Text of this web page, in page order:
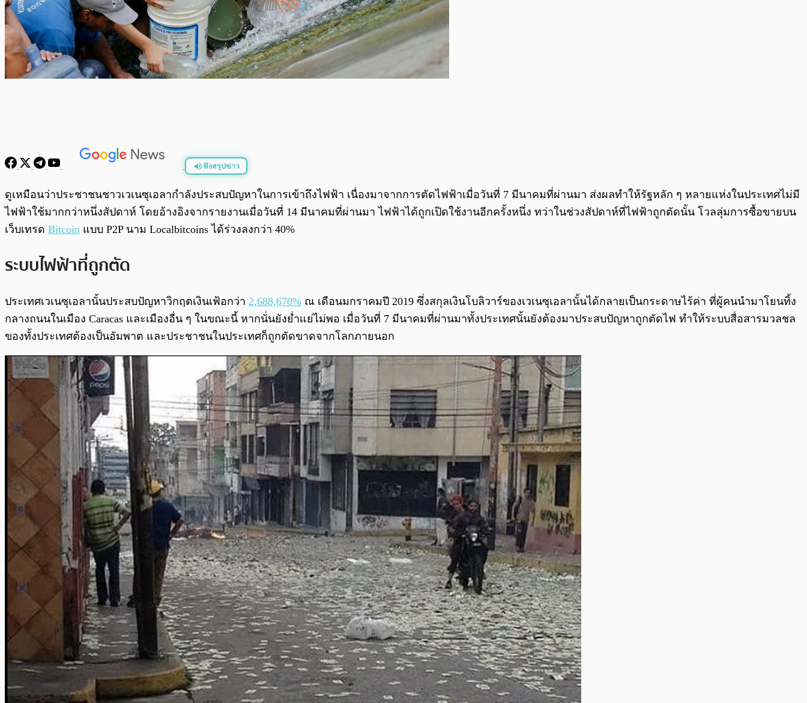
ฟังสรุปข่าว
พร้อมเล่น 0:00/ 0:00
ดูเหมือนว่าประชาชนชาวเวเนซุเอลากำลังประสบปัญหาในการเข้าถึงไฟฟ้า เนื่องมาจากการตัดไฟฟ้าเมื่อวันที่ 7 มีนาคมที่ผ่านมา ส่งผลทำให้รัฐหลัก ๆ หลายแห่งในประเทศไม่มี
ไฟฟ้าใช้มากกว่าหนึ่งสัปดาห์ โดยอ้างอิงจากรายงานเมื่อวันที่ 14 มีนาคมที่ผ่านมา ไฟฟ้าได้ถูกเปิดใช้งานอีกครั้งหนึ่ง ทว่าในช่วงสัปดาห์ที่ไฟฟ้าถูกตัดนั้น โวลลุ่มการซื้อขายบน
เว็บเทรด Bitcoin แบบ P2P นาม Localbitcoins ได้ร่วงลงกว่า 40%
ระบบไฟฟ้าที่ถูกตัด
ประเทศเวเนซุเอลานั้นประสบปัญหาวิกฤตเงินเฟ้อกว่า 2,688,670% ณ เดือนมกราคมปี 2019 ซึ่งสกุลเงินโบลิวาร์ของเวเนซุเอลานั้นได้กลายเป็นกระดาษไร้ค่า ที่ผู้คนนำมาโยนทิ้ง
กลางถนนในเมือง Caracas และเมืองอื่น ๆ ในขณะนี้ หากนั่นยังย่ำแย่ไม่พอ เมื่อวันที่ 7 มีนาคมที่ผ่านมาทั้งประเทศนั้นยังต้องมาประสบปัญหาถูกตัดไฟ ทำให้ระบบสื่อสารมวลชล
ของทั้งประเทศต้องเป็นอัมพาต และประชาชนในประเทศก็ถูกตัดขาดจากโลกภายนอก